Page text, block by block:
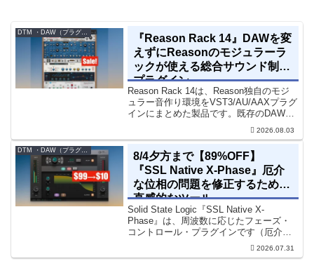
『Reason Rack 14』DAWを変
えずにReasonのモジュラーラ
ックが使える総合サウンド制作
プラグイン
Reason Rack 14は、Reason独自のモジ
ュラー音作り環境をVST3/AU/AAXプラグ
インにまとめた製品です。既存のDAWを
乗り換えることなく、68種類のシンセや
エフェクト、CV配線をそのままトラック
に追加できます。通常199...
2026.08.03
DTM ・DAW（プラグイン、シンセなど）のセール情報
8/4夕方まで【89%OFF】
『SSL Native X-Phase』厄介
な位相の問題を修正するための
直感的なツール
Solid State Logic『SSL Native X-
Phase』は、周波数に応じたフェーズ・
コントロール・プラグインです（厄介な
位相の問題を修正するための直感的なツ
ールです）。特定の周波数で位相をシフ
2026.07.31